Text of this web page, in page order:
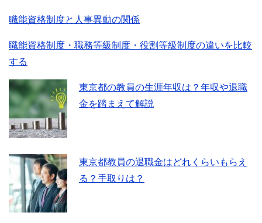
職能資格制度と人事異動の関係
職能資格制度・職務等級制度・役割等級制度の違いを比較
する
東京都の教員の生涯年収は？年収や退職
金を踏まえて解説
東京都教員の退職金はどれくらいもらえ
る？手取りは？